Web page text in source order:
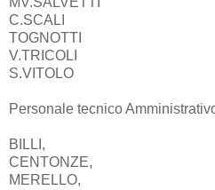
C.SCALI
TOGNOTTI
V.TRICOLI
S.VITOLO
Personale tecnico
BILLI,
CENTONZE,
MERELLO,